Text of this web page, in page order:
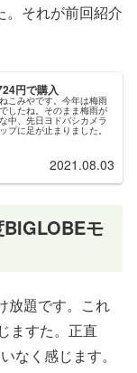
。それが前回紹介
円で購入
こみやです。今年は梅雨
したね。そのまま梅雨が
中、先日ヨドバシカメラ
プに足が止まりました。
2021.08.03
モ
放題です。これ
ますた。正直
なく感じます。